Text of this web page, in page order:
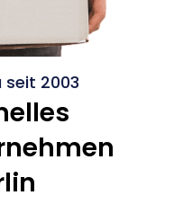
seit 2003